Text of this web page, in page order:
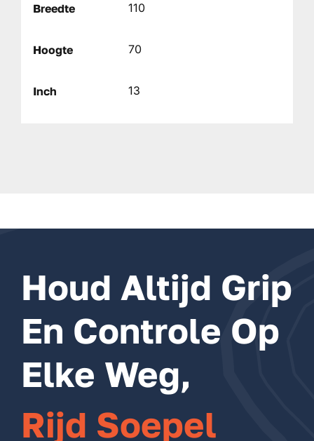
Breedte 110
Hoogte 70
Inch 13
Houd Altijd Grip
En Controle Op
Elke Weg,
Rijd Soepel